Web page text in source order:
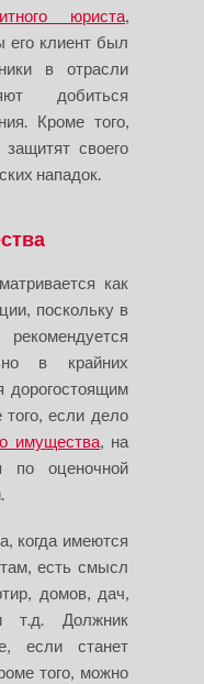
юриста,
его клиент был
в отрасли
добиться
Кроме того,
своего
нападок.
как
поскольку в
в крайних
дорогостоящим
если дело
имущества, на
по оценочной
когда имеются
есть смысл
домов, дач,
т.д. Должник
если станет
того, можно